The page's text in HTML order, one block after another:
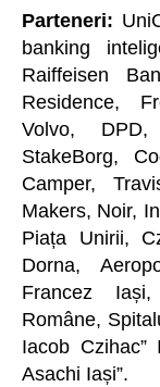
Parteneri:
banking
Raiffeisen
Residence,
Volvo,
StakeBorg,
Camper,
Makers, Noir,
Piața Unirii,
Dorna,
Francez
Române,
Iacob Czihac”
Asachi Iași”.